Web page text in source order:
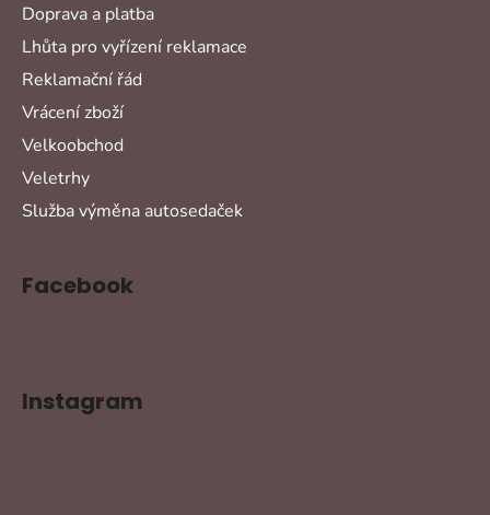
Doprava a platba
Lhůta pro vyřízení reklamace
Reklamační řád
Vrácení zboží
Velkoobchod
Veletrhy
Služba výměna autosedaček
Facebook
Instagram